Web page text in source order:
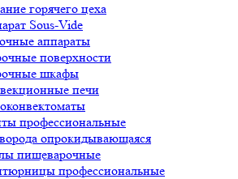
горячего цеха
Sous-Vide
аппараты
поверхности
шкафы
печи
профессиональные
опрокидывающаяся
пищеварочные
профессиональные